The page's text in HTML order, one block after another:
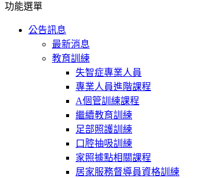
功能選單
公告訊息
最新消息
教育訓練
失智症專業人員
專業人員進階課程
A個管訓練課程
繼續教育訓練
足部照護訓練
口腔抽吸訓練
家照據點相關課程
居家服務督導員資格訓練